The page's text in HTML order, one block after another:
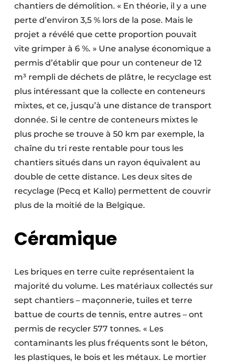
chantiers de démolition. « En théorie, il y a une
perte d’environ 3,5 % lors de la pose. Mais le
projet a révélé que cette proportion pouvait
vite grimper à 6 %. » Une analyse économique a
permis d’établir que pour un conteneur de 12
m³ rempli de déchets de plâtre, le recyclage est
plus intéressant que la collecte en conteneurs
mixtes, et ce, jusqu’à une distance de transport
donnée. Si le centre de conteneurs mixtes le
plus proche se trouve à 50 km par exemple, la
chaîne du tri reste rentable pour tous les
chantiers situés dans un rayon équivalent au
double de cette distance. Les deux sites de
recyclage (Pecq et Kallo) permettent de couvrir
plus de la moitié de la Belgique.
Céramique
Les briques en terre cuite représentaient la
majorité du volume. Les matériaux collectés sur
sept chantiers – maçonnerie, tuiles et terre
battue de courts de tennis, entre autres – ont
permis de recycler 577 tonnes. « Les
contaminants les plus fréquents sont le béton,
les plastiques, le bois et les métaux. Le mortier